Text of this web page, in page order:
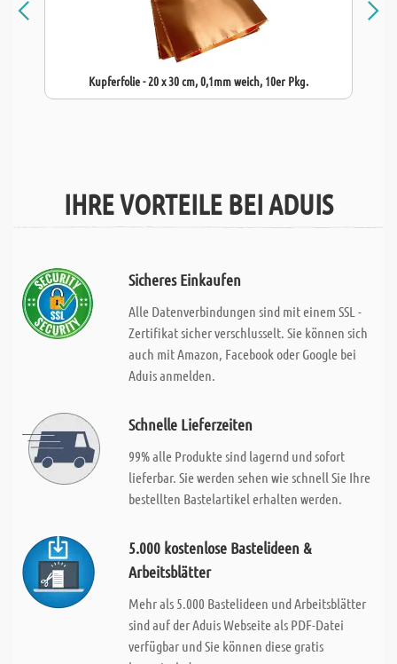
Kupferfolie - 20 x 30 cm, 0,1mm weich, 10er Pkg.
IHRE VORTEILE BEI ADUIS
Sicheres Einkaufen
Alle Datenverbindungen sind mit einem SSL -
Zertifikat sicher verschlusselt. Sie können sich
auch mit Amazon, Facebook oder Google bei
Aduis anmelden.
Schnelle Lieferzeiten
99% alle Produkte sind lagernd und sofort
lieferbar. Sie werden sehen wie schnell Sie Ihre
bestellten Bastelartikel erhalten werden.
5.000 kostenlose Bastelideen &
Arbeitsblätter
Mehr als 5.000 Bastelideen und Arbeitsblätter
sind auf der Aduis Webseite als PDF-Datei
verfügbar und Sie können diese gratis